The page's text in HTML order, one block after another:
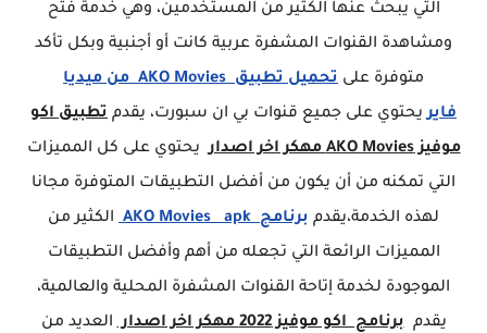
التي يبحث عنها الكثير من المستخدمين، وهي خدمة فتح
ومشاهدة القنوات المشفرة عربية كانت أو أجنبية وبكل تأكد
متوفرة على
تحميل تطبيق AKO Movies من ميديا
فاير يحتوي على جميع قنوات بي ان سبورت، يقدم تطبيق اكو
موفيز AKO Movies مهكر اخر اصدار
يحتوي على كل المميزات
التي تمكنه من أن يكون من أفضل التطبيقات المتوفرة مجانا
لهذه الخدمة،يقدم برنامج AKO Movies apk
الكثير من
المميزات الرائعة التي تجعله من أهم وأفضل التطبيقات
الموجودة لخدمة إتاحة القنوات المشفرة المحلية والعالمية،
يقدمبرنامج اكو موفيز 2022 مهكر اخر اصدار
العديد من